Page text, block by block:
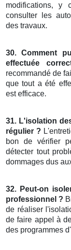
modifications, y
consulter les
des travaux.
30. Comment
effectuée
recommandé de
que tout a été
est efficace.
31. L'isolation
régulier ?
bon de vérifier
détecter tout
dommages dus
32. Peut-on
professionnel ?
de réaliser
de faire appel à
des programmes